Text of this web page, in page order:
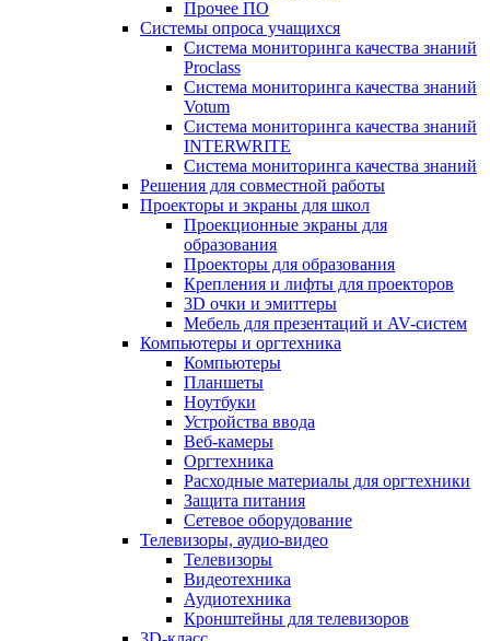
Прочее ПО
Системы опроса учащихся
Система мониторинга качества знаний
Proclass
Система мониторинга качества знаний
Votum
Система мониторинга качества знаний
INTERWRITE
Система мониторинга качества знаний
Решения для совместной работы
Проекторы и экраны для школ
Проекционные экраны для
образования
Проекторы для образования
Крепления и лифты для проекторов
3D очки и эмиттеры
Мебель для презентаций и AV-систем
Компьютеры и оргтехника
Компьютеры
Планшеты
Ноутбуки
Устройства ввода
Веб-камеры
Оргтехника
Расходные материалы для оргтехники
Защита питания
Сетевое оборудование
Телевизоры, аудио-видео
Телевизоры
Видеотехника
Аудиотехника
Кронштейны для телевизоров